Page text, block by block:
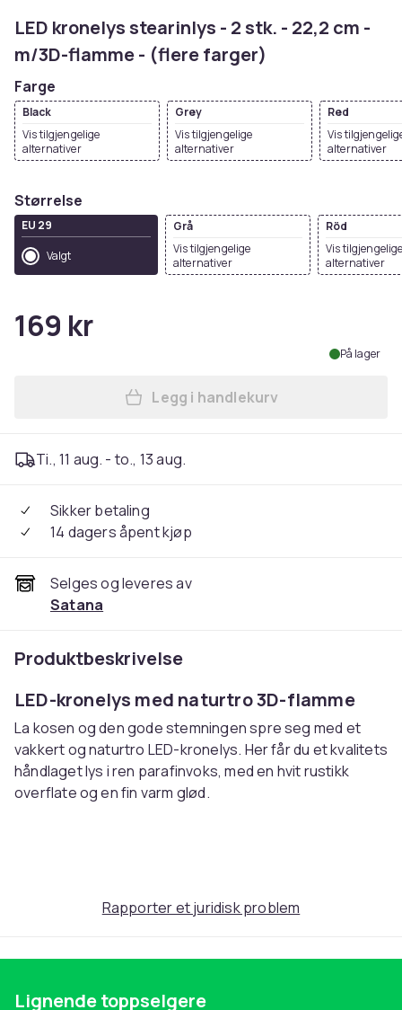
LED kronelys stearinlys - 2 stk. - 22,2 cm -
m/3D-flamme - (flere farger)
Farge
Black
Vis tilgjengelige
alternativer
Grey
Vis tilgjengelige
alternativer
Red
Vis
alternativer
Størrelse
EU 29
Valgt
Grå
Vis tilgjengelige
alternativer
Röd
Vis
alternativer
169 kr
På lager
Legg LED kronelys
Legg i handlekurv
Ti., 11 aug. - to., 13 aug.
Sikker betaling
14 dagers åpent kjøp
Selges og leveres av
Satana
Produktbeskrivelse
LED-kronelys med naturtro 3D-flamme
La kosen og den gode stemningen spre seg med et
vakkert og naturtro LED-kronelys. Her får du et kvalitets
håndlaget lys i ren parafinvoks, med en hvit rustikk
overflate og en fin varm glød.
slett den rette komforten – men unngår brannfaren, og
det er både trygt for barn og dyr, billigere enn å kjøpe
Rapporter et juridisk problem
Lignende toppselgere